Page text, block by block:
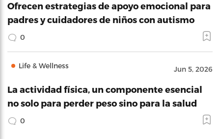
Ofrecen estrategias de apoyo emocional para
padres y cuidadores de niños con autismo
0
Life & Wellness Jun 5, 2026
La actividad física, un componente esencial
no solo para perder peso sino para la salud
0